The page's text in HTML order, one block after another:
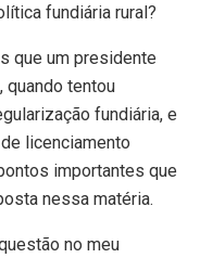
fundiária rural?
que um presidente
quando tentou
fundiária, e
licenciamento
importantes que
nessa matéria.
no meu